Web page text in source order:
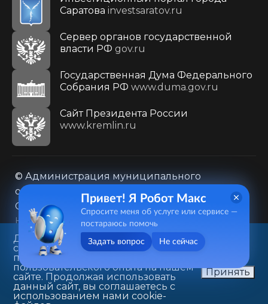
Саратова investsaratov.ru
Сервер органов государственной
власти РФ gov.ru
Государственная Дума Федерального
Собрания РФ www.duma.gov.ru
Cайт Президента России
www.kremlin.ru
© Администрация муниципального
образования городского округа «Город
Саратов»
Контакты
Карта сайта
Политика в отношении обработки
персональных данных
410031, г. Саратов, ул. Первомайская, д. 78
+7(8452)26-02-49
Данный веб-сайт использует
cookie-файлы в целях
предоставления вам лучшего
пользовательского опыта на нашем
сайте. Продолжая использовать
данный сайт, вы соглашаетесь с
использованием нами cookie-
Принять
Привет! Я Робот Макс
Спросите меня об услуге или сервисе —
постараюсь помочь
Задать вопрос Не сейчас